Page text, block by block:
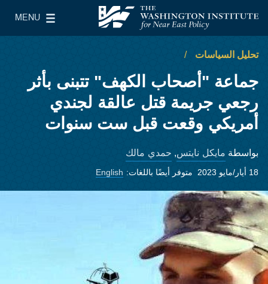
معهد واشنطن لسياسات الشرق الأدنى
MENU
Main Menu
تحليل السياسات
جماعة "أصحاب الكهف" تتبنى بأثر
رجعي جريمة قتل عالقة لجندي
أمريكي وقعت قبل ست سنوات
بواسطة مايكل نايتس, حمدي مالك
18 أيار/مايو 2023 متوفر أيضًا باللغات: English